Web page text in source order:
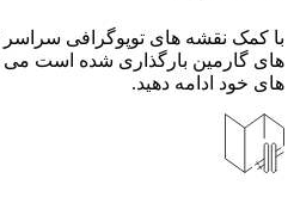
با کمک نقشه های توپوگرافی
های گارمین بارگذاری شده است می
های خود ادامه دهید.